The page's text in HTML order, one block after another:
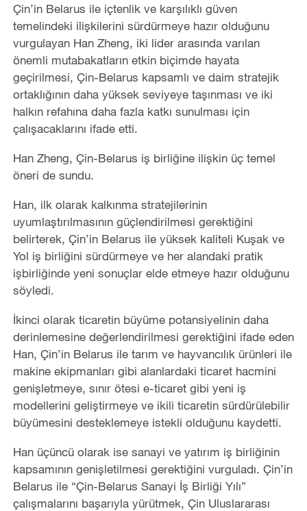
Çin’in Belarus ile içtenlik ve karşılıklı güven
temelindeki ilişkilerini sürdürmeye hazır olduğunu
vurgulayan Han Zheng, iki lider arasında varılan
önemli mutabakatların etkin biçimde hayata
geçirilmesi, Çin-Belarus kapsamlı ve daim stratejik
ortaklığının daha yüksek seviyeye taşınması ve iki
halkın refahına daha fazla katkı sunulması için
çalışacaklarını ifade etti.
Han Zheng, Çin-Belarus iş birliğine ilişkin üç temel
öneri de sundu.
Han, ilk olarak kalkınma stratejilerinin
uyumlaştırılmasının güçlendirilmesi gerektiğini
belirterek, Çin’in Belarus ile yüksek kaliteli Kuşak ve
Yol iş birliğini sürdürmeye ve her alandaki pratik
işbirliğinde yeni sonuçlar elde etmeye hazır olduğunu
söyledi.
İkinci olarak ticaretin büyüme potansiyelinin daha
derinlemesine değerlendirilmesi gerektiğini ifade eden
Han, Çin’in Belarus ile tarım ve hayvancılık ürünleri ile
makine ekipmanları gibi alanlardaki ticaret hacmini
genişletmeye, sınır ötesi e-ticaret gibi yeni iş
modellerini geliştirmeye ve ikili ticaretin sürdürülebilir
büyümesini desteklemeye istekli olduğunu kaydetti.
Han üçüncü olarak ise sanayi ve yatırım iş birliğinin
kapsamının genişletilmesi gerektiğini vurguladı. Çin’in
Belarus ile “Çin-Belarus Sanayi İş Birliği Yılı”
çalışmalarını başarıyla yürütmek, Çin Uluslararası